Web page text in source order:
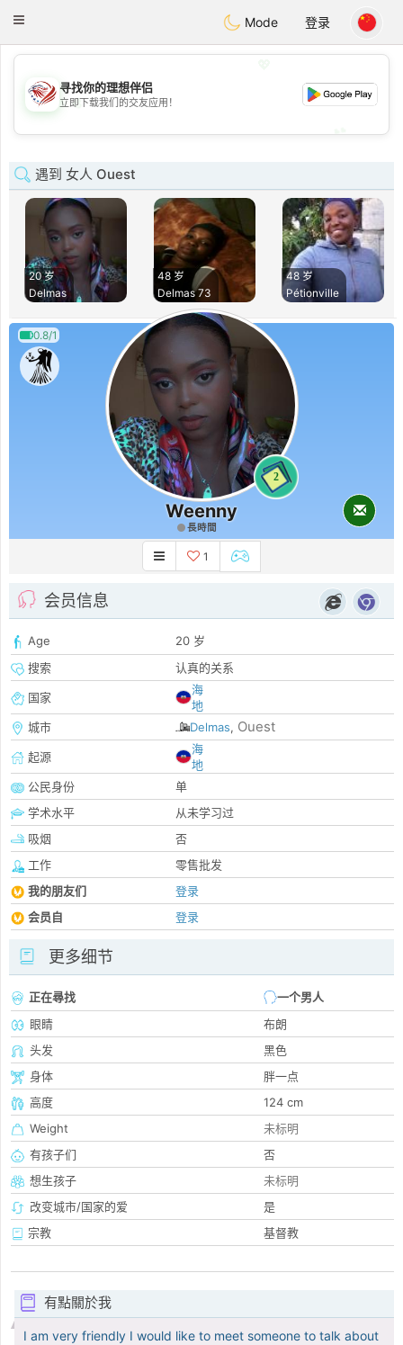
Dating
Toggle
Mode 登录
💖
💕
寻找你的理想伴侣
立即下载我们的交友应用！
遇到 女人 Ouest
20 岁
Delmas
48 岁
Delmas 73
48 岁
Pétionville
0.8/1
2
Weenny
長時間
1
会员信息
Age
20 岁
搜索
认真的关系
国家
海
地
城市
Delmas, Ouest
起源
海
地
公民身份
单
学术水平
从未学习过
吸烟
否
工作
零售批发
我的朋友们
登录
会员自
登录
更多细节
正在尋找
一个男人
眼睛
布朗
头发
黑色
身体
胖一点
高度
124 cm
Weight
未标明
有孩子们
否
想生孩子
未标明
改变城市/国家的爱
是
宗教
基督教
有點關於我
I am very friendly I would like to meet someone to talk about